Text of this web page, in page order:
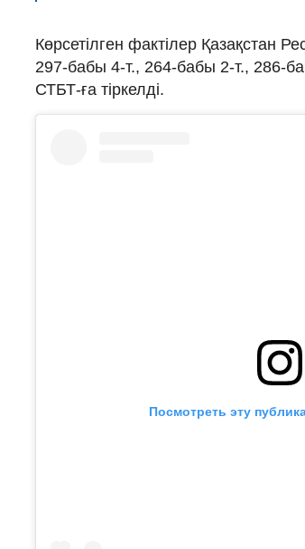
Көрсетілген фактілер Қазақстан
297-бабы 4-т., 264-бабы 2-т., 286-
СТБТ-ға тіркелді.
Посмотреть эту